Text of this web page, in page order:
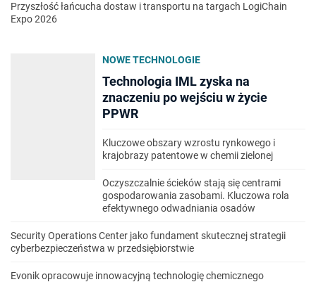
Przyszłość łańcucha dostaw i transportu na targach LogiChain
Expo 2026
NOWE TECHNOLOGIE
Technologia IML zyska na
znaczeniu po wejściu w życie
PPWR
Kluczowe obszary wzrostu rynkowego i
krajobrazy patentowe w chemii zielonej
Oczyszczalnie ścieków stają się centrami
gospodarowania zasobami. Kluczowa rola
efektywnego odwadniania osadów
Security Operations Center jako fundament skutecznej strategii
cyberbezpieczeństwa w przedsiębiorstwie
Evonik opracowuje innowacyjną technologię chemicznego